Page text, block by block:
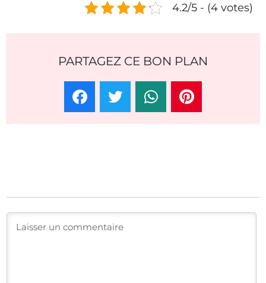
4.2/5 - (4 votes)
PARTAGEZ CE BON PLAN